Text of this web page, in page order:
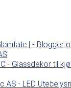
| - Blogger
- Glassdekor til
AS - LED